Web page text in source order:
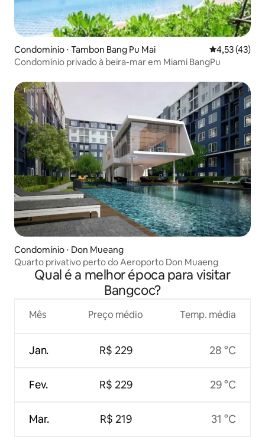
Condomínio ⋅ Tambon Bang Pu Mai 4,53 de uma
4,53 (43)
Condomínio privado à beira-mar em Miami BangPu
Condomínio ⋅ Don Mueang
Quarto privativo perto do Aeroporto Don Muaeng
Qual é a melhor época para visitar
Bangcoc?
Mês
Jan.
Fev.
Mar.
Preço médio
R$ 229
R$ 229
R$ 219
Temp. média
28 °C
29 °C
31 °C